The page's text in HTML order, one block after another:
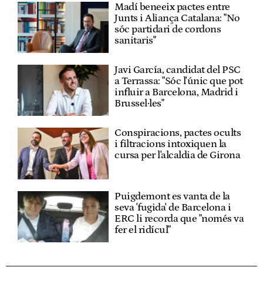
Madí beneeix pactes entre
Junts i Aliança Catalana: "No
sóc partidari de cordons
sanitaris"
Javi García, candidat del PSC
a Terrassa: "Sóc l'únic que pot
influir a Barcelona, Madrid i
Brussel·les"
Conspiracions, pactes ocults
i filtracions intoxiquen la
cursa per l'alcaldia de Girona
Puigdemont es vanta de la
seva 'fugida' de Barcelona i
ERC li recorda que "només va
fer el ridícul"